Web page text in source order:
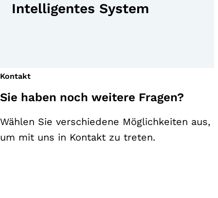
Intelligentes System
Kontakt
Sie haben noch weitere Fragen?
Wählen Sie verschiedene Möglichkeiten aus,
um mit uns in Kontakt zu treten.